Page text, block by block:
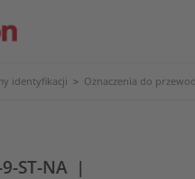
identyfikacji > Oznaczenia do
ST-NA |